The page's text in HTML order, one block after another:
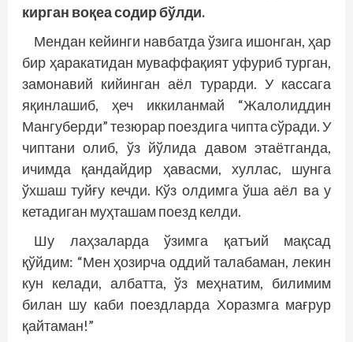
кирган воқеа содир бўлди.
Мендан кейинги навбатда ўзига ишонган, ҳар
бир ҳаракатидан муваффақият уфуриб турган,
замонавий кийинган аёл турарди. У кассага
яқинлашиб, ҳеч иккиланмай “Жалолиддин
Мангуберди” тезюрар поездига чипта сўради. У
чиптани олиб, ўз йўлида давом этаётганда,
ичимда қандайдир ҳавасми, хуллас, шунга
ўхшаш туйғу кечди. Кўз олдимга ўша аёл ва у
кетадиган муҳташам поезд келди.
Шу лаҳзаларда ўзимга қатъий мақсад
қўйдим: “Мен ҳозирча оддий талабаман, лекин
кун келади, албатта, ўз меҳнатим, билимим
билан шу каби поездларда Хоразмга мағрур
қайтаман!”